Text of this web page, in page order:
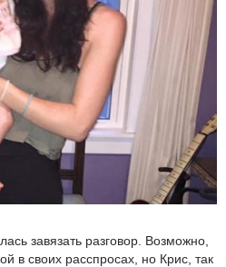
завязать разговор. Возможно,
в своих расспросах, но Крис, так